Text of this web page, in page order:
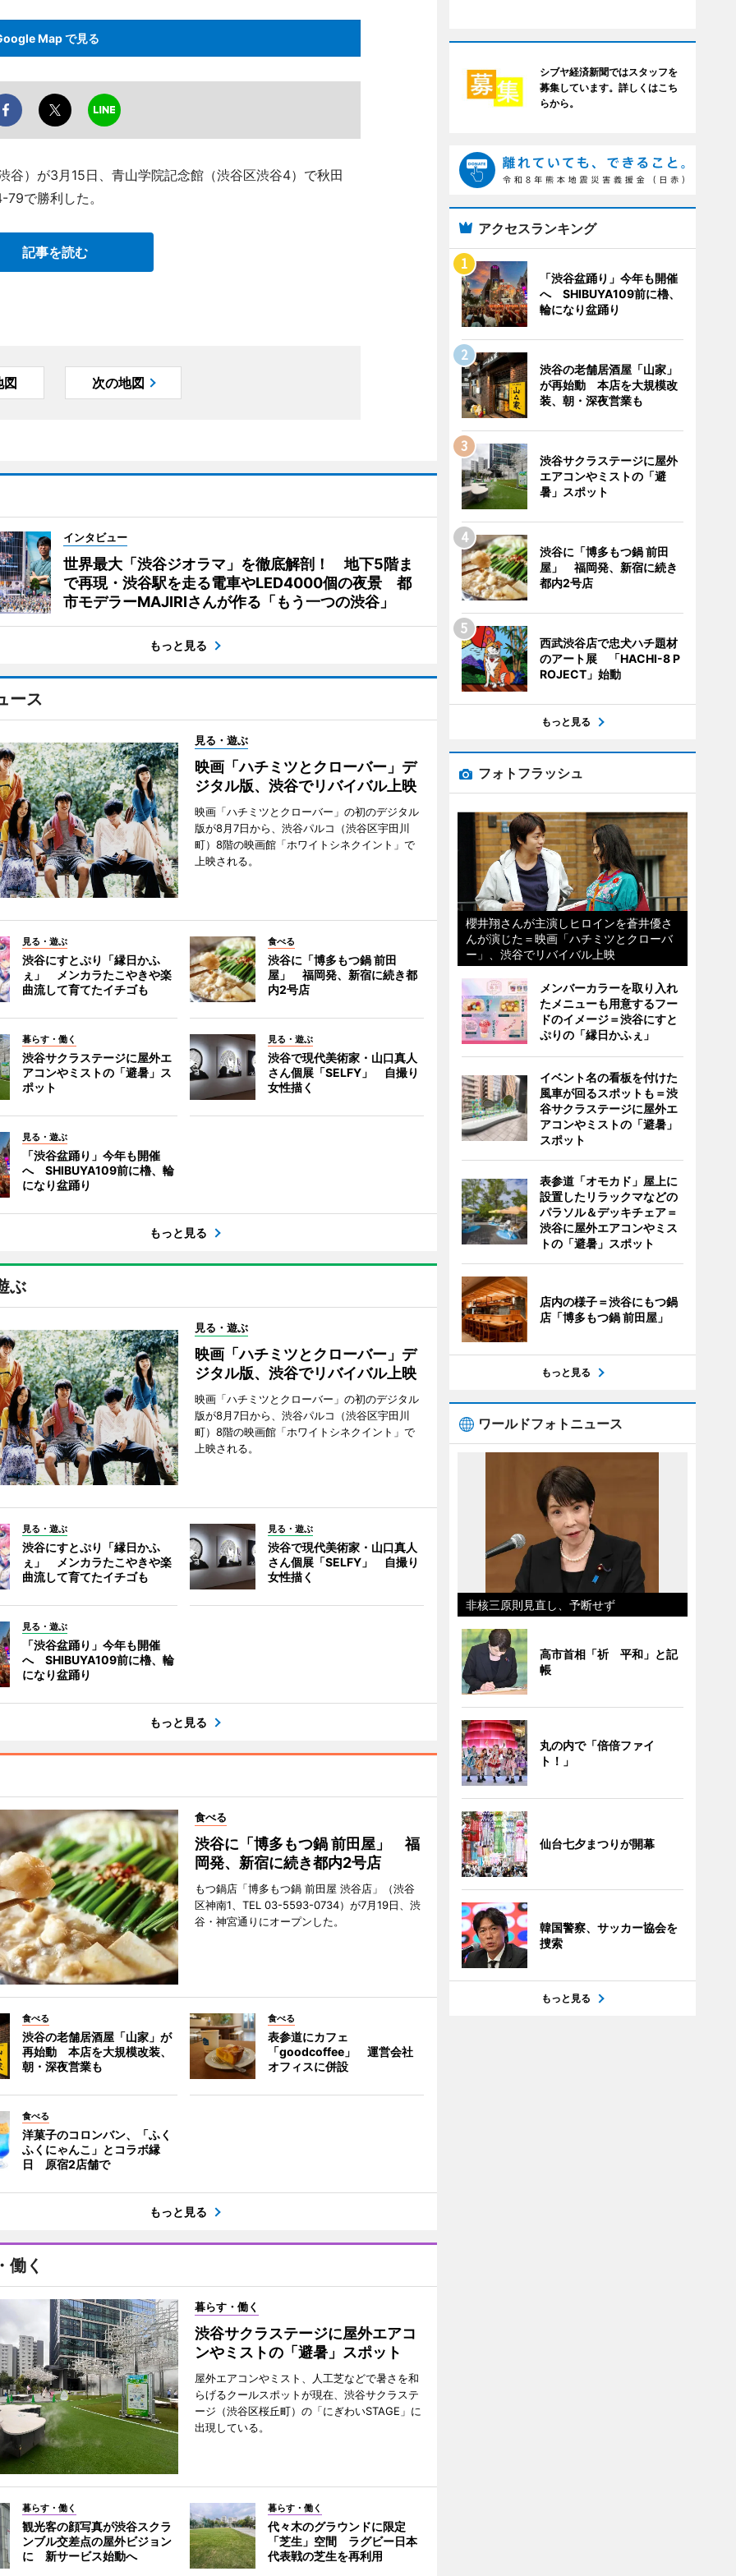
Map で見る
谷）が3月15日、青山学院記念館（渋谷区渋谷4）で秋田
で勝利した。
記事を読む
図 次の地図
インタビュー
世界最大「渋谷ジオラマ」を徹底解剖！ 地下5階ま
で再現・渋谷駅を走る電車やLED4000個の夜景 都
市モデラーMAJIRIさんが作る「もう一つの渋谷」
もっと見る
ース
見る・遊ぶ
映画「ハチミツとクローバー」デ
ジタル版、渋谷でリバイバル上映
映画「ハチミツとクローバー」の初のデジタル
版が8月7日から、渋谷パルコ（渋谷区宇田川
町）8階の映画館「ホワイトシネクイント」で
上映される。
見る・遊ぶ
渋谷にすとぷり「縁日かふ
ぇ」 メンカラたこやきや楽
曲流して育てたイチゴも
食べる
渋谷に「博多もつ鍋 前田
屋」 福岡発、新宿に続き都
内2号店
暮らす・働く
渋谷サクラステージに屋外エ
アコンやミストの「避暑」ス
ポット
見る・遊ぶ
渋谷で現代美術家・山口真人
さん個展「SELFY」 自撮り
女性描く
見る・遊ぶ
「渋谷盆踊り」今年も開催
へ SHIBUYA109前に櫓、輪
になり盆踊り
もっと見る
ぶ
見る・遊ぶ
映画「ハチミツとクローバー」デ
ジタル版、渋谷でリバイバル上映
映画「ハチミツとクローバー」の初のデジタル
版が8月7日から、渋谷パルコ（渋谷区宇田川
町）8階の映画館「ホワイトシネクイント」で
上映される。
見る・遊ぶ
渋谷にすとぷり「縁日かふ
ぇ」 メンカラたこやきや楽
曲流して育てたイチゴも
見る・遊ぶ
渋谷で現代美術家・山口真人
さん個展「SELFY」 自撮り
女性描く
見る・遊ぶ
「渋谷盆踊り」今年も開催
へ SHIBUYA109前に櫓、輪
になり盆踊り
もっと見る
食べる
渋谷に「博多もつ鍋 前田屋」 福
岡発、新宿に続き都内2号店
もつ鍋店「博多もつ鍋 前田屋 渋谷店」（渋谷
区神南1、TEL 03-5593-0734）が7月19日、渋
谷・神宮通りにオープンした。
食べる
渋谷の老舗居酒屋「山家」が
再始動 本店を大規模改装、
朝・深夜営業も
食べる
表参道にカフェ
「goodcoffee」 運営会社
オフィスに併設
食べる
洋菓子のコロンバン、「ふく
ふくにゃんこ」とコラボ縁
日 原宿2店舗で
もっと見る
働く
暮らす・働く
渋谷サクラステージに屋外エアコ
ンやミストの「避暑」スポット
屋外エアコンやミスト、人工芝などで暑さを和
らげるクールスポットが現在、渋谷サクラステ
ージ（渋谷区桜丘町）の「にぎわいSTAGE」に
出現している。
暮らす・働く
観光客の顔写真が渋谷スクラ
ンブル交差点の屋外ビジョン
に 新サービス始動へ
暮らす・働く
代々木のグラウンドに限定
「芝生」空間 ラグビー日本
代表戦の芝生を再利用
シブヤ経済新聞ではスタッフを
募集しています。詳しくはこち
らから。
アクセスランキング
「渋谷盆踊り」今年も開催
へ SHIBUYA109前に櫓、
輪になり盆踊り
渋谷の老舗居酒屋「山家」
が再始動 本店を大規模改
装、朝・深夜営業も
渋谷サクラステージに屋外
エアコンやミストの「避
暑」スポット
渋谷に「博多もつ鍋 前田
屋」 福岡発、新宿に続き
都内2号店
西武渋谷店で忠犬ハチ題材
のアート展 「HACHI-8 P
ROJECT」始動
もっと見る
フォトフラッシュ
櫻井翔さんが主演しヒロインを蒼井優さ
んが演じた＝映画「ハチミツとクローバ
ー」、渋谷でリバイバル上映
メンバーカラーを取り入れ
たメニューも用意するフー
ドのイメージ＝渋谷にすと
ぷりの「縁日かふぇ」
イベント名の看板を付けた
風車が回るスポットも＝渋
谷サクラステージに屋外エ
アコンやミストの「避暑」
スポット
表参道「オモカド」屋上に
設置したリラックマなどの
パラソル＆デッキチェア＝
渋谷に屋外エアコンやミス
トの「避暑」スポット
店内の様子＝渋谷にもつ鍋
店「博多もつ鍋 前田屋」
もっと見る
ワールドフォトニュース
非核三原則見直し、予断せず
高市首相「祈 平和」と記
帳
丸の内で「倍倍ファイ
ト！」
仙台七夕まつりが開幕
韓国警察、サッカー協会を
捜索
もっと見る